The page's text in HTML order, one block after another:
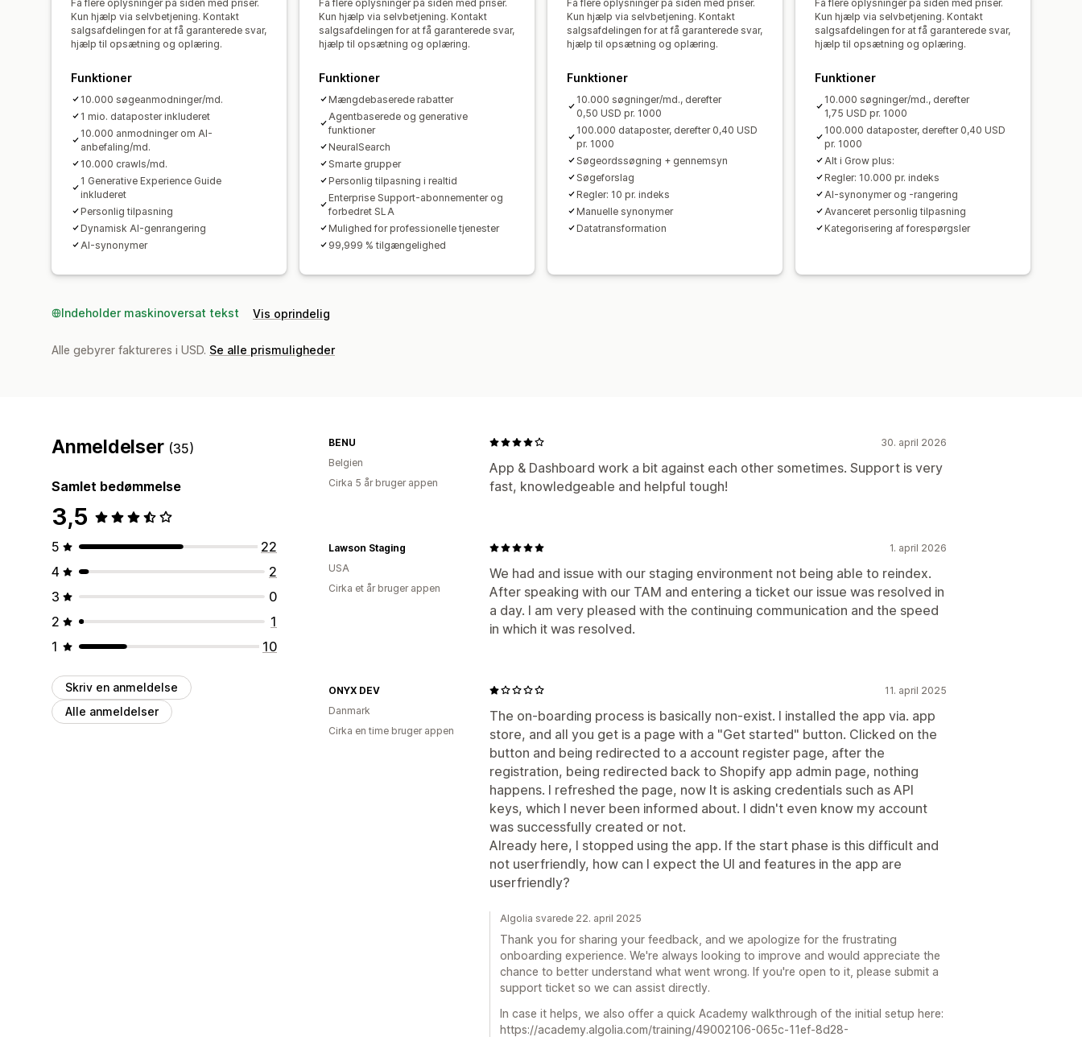
Få flere oplysninger på siden med priser.
Kun hjælp via selvbetjening. Kontakt
salgsafdelingen for at få garanterede svar,
hjælp til opsætning og oplæring.
Funktioner
10.000 søgeanmodninger/md.
1 mio. dataposter inkluderet
10.000 anmodninger om AI-
anbefaling/md.
10.000 crawls/md.
1 Generative Experience Guide
inkluderet
Personlig tilpasning
Dynamisk AI-genrangering
AI-synonymer
Få flere oplysninger på siden med priser.
Kun hjælp via selvbetjening. Kontakt
salgsafdelingen for at få garanterede svar,
hjælp til opsætning og oplæring.
Funktioner
Mængdebaserede rabatter
Agentbaserede og generative
funktioner
NeuralSearch
Smarte grupper
Personlig tilpasning i realtid
Enterprise Support-abonnementer og
forbedret SLA
Mulighed for professionelle tjenester
99,999 % tilgængelighed
Få flere oplysninger på siden med priser.
Kun hjælp via selvbetjening. Kontakt
salgsafdelingen for at få garanterede svar,
hjælp til opsætning og oplæring.
Funktioner
10.000 søgninger/md., derefter
0,50 USD pr. 1000
100.000 dataposter, derefter 0,40 USD
pr. 1000
Søgeordssøgning + gennemsyn
Søgeforslag
Regler: 10 pr. indeks
Manuelle synonymer
Datatransformation
Få flere oplysninger på siden med priser.
Kun hjælp via selvbetjening. Kontakt
salgsafdelingen for at få garanterede svar,
hjælp til opsætning og oplæring.
Funktioner
10.000 søgninger/md., derefter
1,75 USD pr. 1000
100.000 dataposter, derefter 0,40 USD
pr. 1000
Alt i Grow plus:
Regler: 10.000 pr. indeks
AI-synonymer og -rangering
Avanceret personlig tilpasning
Kategorisering af forespørgsler
Indeholder maskinoversat tekst Vis oprindelig
Alle gebyrer faktureres i USD. Se alle prismuligheder
Anmeldelser (35)
Samlet bedømmelse
3,5
5
22
4
2
3
0
2
1
1
10
Skriv en anmeldelse
Alle anmeldelser
30. april 2026
App & Dashboard work a bit against each other sometimes. Support is very
fast, knowledgeable and helpful tough!
BENU
Belgien
Cirka 5 år bruger appen
1. april 2026
We had and issue with our staging environment not being able to reindex.
After speaking with our TAM and entering a ticket our issue was resolved in
a day. I am very pleased with the continuing communication and the speed
in which it was resolved.
Lawson Staging
USA
Cirka et år bruger appen
11. april 2025
The on-boarding process is basically non-exist. I installed the app via. app
store, and all you get is a page with a "Get started" button. Clicked on the
button and being redirected to a account register page, after the
registration, being redirected back to Shopify app admin page, nothing
happens. I refreshed the page, now It is asking credentials such as API
keys, which I never been informed about. I didn't even know my account
was successfully created or not.
Already here, I stopped using the app. If the start phase is this difficult and
not userfriendly, how can I expect the UI and features in the app are
userfriendly?
ONYX DEV
Danmark
Cirka en time bruger appen
Algolia svarede 22. april 2025
Thank you for sharing your feedback, and we apologize for the frustrating
onboarding experience. We're always looking to improve and would appreciate the
chance to better understand what went wrong. If you're open to it, please submit a
support ticket so we can assist directly.
In case it helps, we also offer a quick Academy walkthrough of the initial setup here:
https://academy.algolia.com/training/49002106-065c-11ef-8d28-